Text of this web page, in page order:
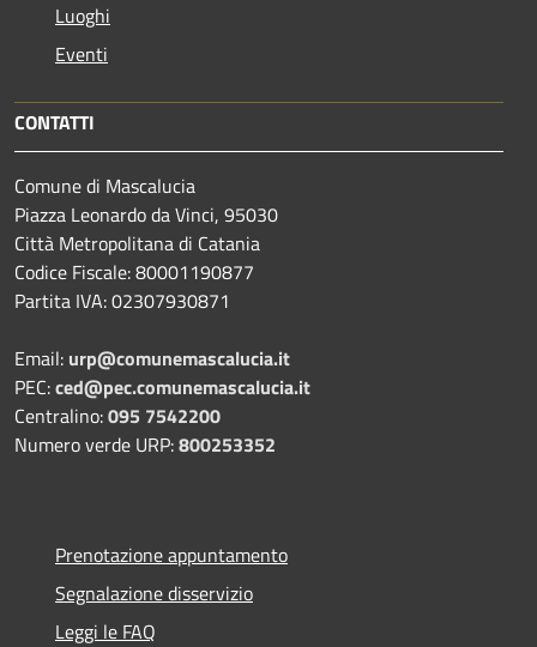
Luoghi
Eventi
CONTATTI
Comune di Mascalucia
Piazza Leonardo da Vinci, 95030
Città Metropolitana di Catania
Codice Fiscale: 80001190877
Partita IVA: 02307930871
Email: urp@comunemascalucia.it
PEC:ced@pec.comunemascalucia.it
Centralino:095 7542200
Numero verde URP:800253352
Prenotazione appuntamento
Segnalazione disservizio
Leggi le FAQ